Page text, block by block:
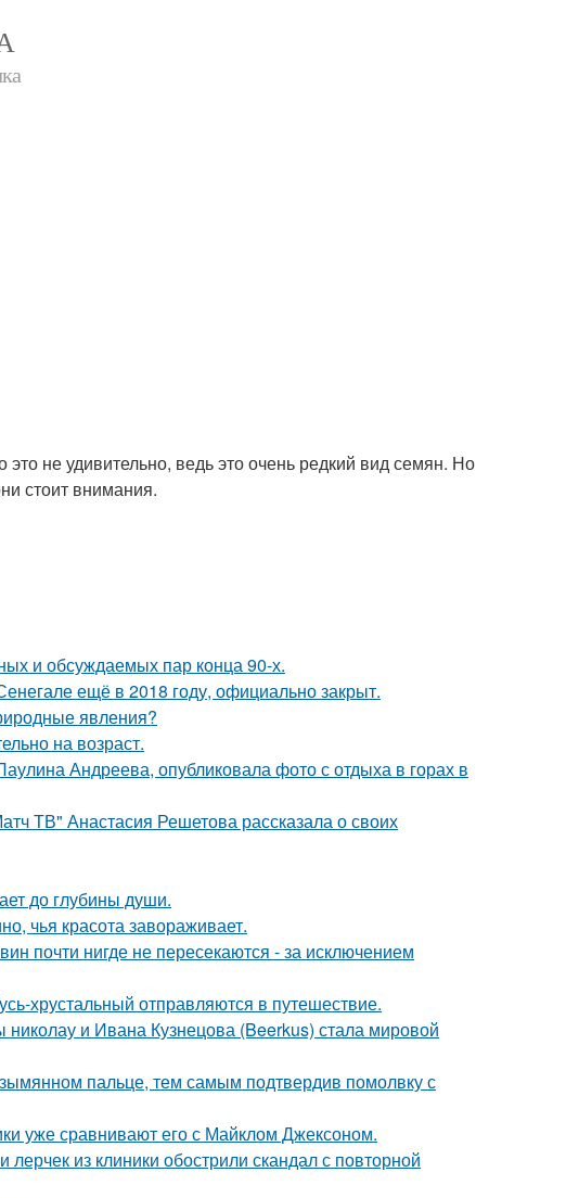
не удивительно, ведь это очень редкий вид семян. Но
стоит внимания.
и обсуждаемых пар конца 90-х.
ещё в 2018 году, официально закрыт.
явления?
на возраст.
Андреева, опубликовала фото с отдыха в горах в
ТВ" Анастасия Решетова рассказала о своих
до глубины души.
чья красота завораживает.
почти нигде не пересекаются - за исключением
хрустальный отправляются в путешествие.
и Ивана Кузнецова (Beerkus) стала мировой
пальце, тем самым подтвердив помолвку с
уже сравнивают его с Майклом Джексоном.
из клиники обострили скандал с повторной